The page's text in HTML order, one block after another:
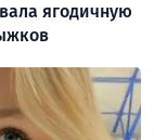
ягодичную